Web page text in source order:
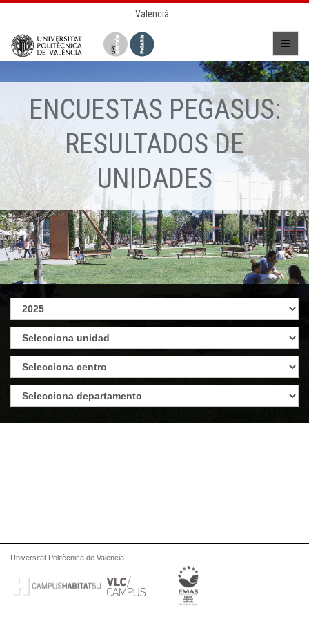
Valencià
ENCUESTAS PEGASUS:
RESULTADOS DE
UNIDADES
Universitat Politècnica de València